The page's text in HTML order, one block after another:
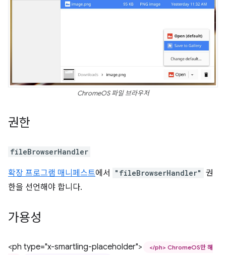
ChromeOS 파일 브라우저
권한
fileBrowserHandler
확장 프로그램 매니페스트에서 "fileBrowserHandler" 권
한을 선언해야 합니다.
가용성
<ph type="x-smartling-placeholder">
</ph> ChromeOS만 해